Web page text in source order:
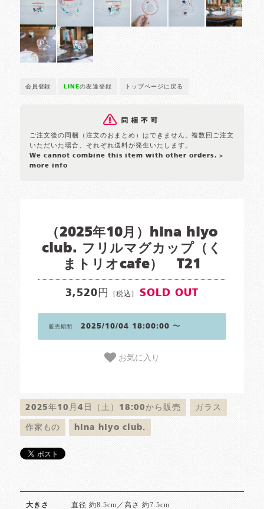
会員登録 LINEの友達登録 トップページに戻る
ご注文後の同梱（注文のおまとめ）はできません。複数回ご注文
いただいた場合、それぞれ送料が発生いたします。
We cannot combine this item with other orders. >
more info
（2025年10月）hina hiyo
club. フリルマグカップ（く
まトリオcafe） T21
3,520円 [税込] SOLD OUT
販売期間 2025/10/04 18:00:00 〜
お気に入り
2025年10月4日（土）18:00から販売 ガラス
作家もの hina hiyo club.
大きさ 直径 約8.5cm／高さ 約7.5cm